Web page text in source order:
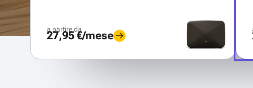
a partire da
27,95 €/mese